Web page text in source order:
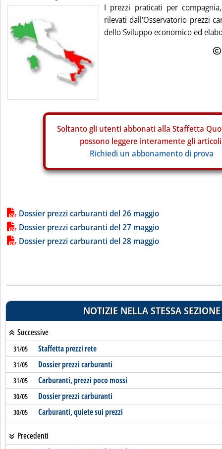
I prezzi praticati per
rilevati dall'Osservatorio prezzi
dello Sviluppo economico ed
Soltanto gli utenti abbonati alla Staffetta
possono leggere interamente gli
Richiedi un abbonamento di prova
Lista allegati PDF alla notizia
Dossier prezzi carburanti del 26 maggio
Dossier prezzi carburanti del 27 maggio
Dossier prezzi carburanti del 28 maggio
NOTIZIE NELLA STESSA SEZIONE
Successive
31/05 Staffetta prezzi rete
31/05 Dossier prezzi carburanti
31/05 Carburanti, prezzi poco mossi
30/05 Dossier prezzi carburanti
30/05 Carburanti, quiete sui prezzi
Precedenti